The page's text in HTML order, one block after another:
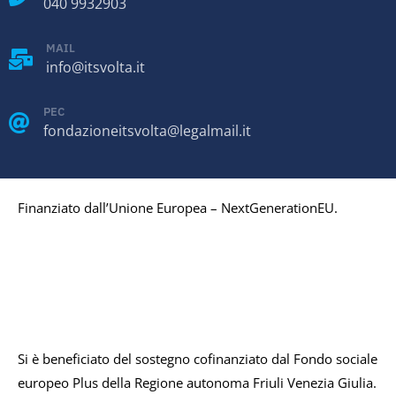
MAIL
info@itsvolta.it
PEC
fondazioneitsvolta@legalmail.it
Finanziato dall’Unione Europea – NextGenerationEU.
Si è beneficiato del sostegno cofinanziato dal Fondo sociale
europeo Plus della Regione autonoma Friuli Venezia Giulia.